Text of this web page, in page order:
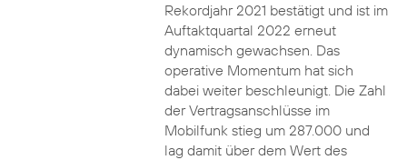
Rekordjahr 2021 bestätigt und ist im
Auftaktquartal 2022 erneut
dynamisch gewachsen. Das
operative Momentum hat sich
dabei weiter beschleunigt. Die Zahl
der Vertragsanschlüsse im
Mobilfunk stieg um 287.000 und
lag damit über dem Wert des